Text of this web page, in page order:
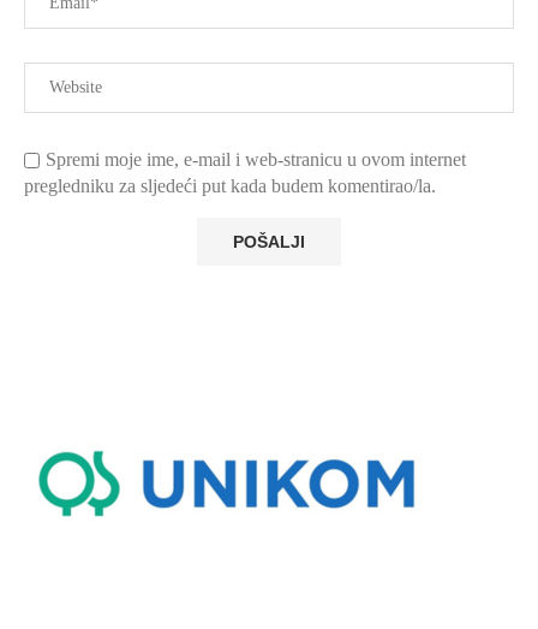
Spremi moje ime, e-mail i web-stranicu u ovom internet
pregledniku za sljedeći put kada budem komentirao/la.